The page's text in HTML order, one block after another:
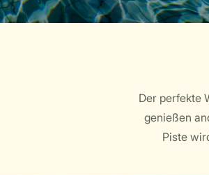
Der perfekte
genießen
Piste